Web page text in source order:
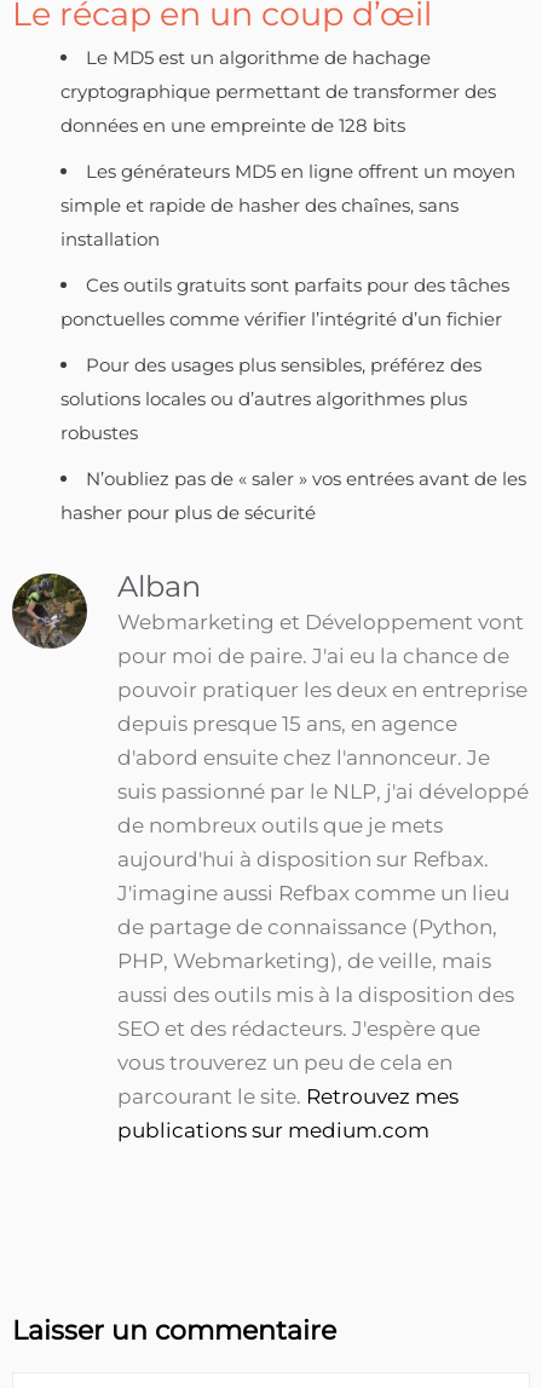
Le récap en un coup d’œil
Le MD5 est un algorithme de hachage
cryptographique permettant de transformer des
données en une empreinte de 128 bits
Les générateurs MD5 en ligne offrent un moyen
simple et rapide de hasher des chaînes, sans
installation
Ces outils gratuits sont parfaits pour des tâches
ponctuelles comme vérifier l’intégrité d’un fichier
Pour des usages plus sensibles, préférez des
solutions locales ou d’autres algorithmes plus
robustes
N’oubliez pas de « saler » vos entrées avant de les
hasher pour plus de sécurité
Alban
Webmarketing et Développement vont
pour moi de paire. J'ai eu la chance de
pouvoir pratiquer les deux en entreprise
depuis presque 15 ans, en agence
d'abord ensuite chez l'annonceur. Je
suis passionné par le NLP, j'ai développé
de nombreux outils que je mets
aujourd'hui à disposition sur Refbax.
J'imagine aussi Refbax comme un lieu
de partage de connaissance (Python,
PHP, Webmarketing), de veille, mais
aussi des outils mis à la disposition des
SEO et des rédacteurs. J'espère que
vous trouverez un peu de cela en
parcourant le site. Retrouvez mes
publications sur medium.com
Laisser un commentaire